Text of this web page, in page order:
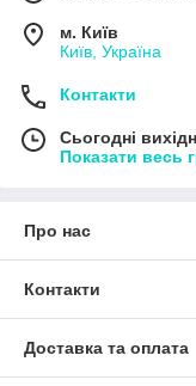
м. Київ
Київ, Україна
Контакти
Сьогодні
Показати весь
Про нас
Контакти
Доставка та оплата